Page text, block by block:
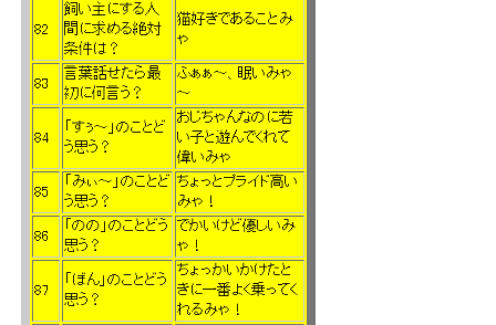
82
飼い主にする人
間に求める絶対
条件は？
猫好きであることみ
ゃ
83
言葉話せたら最
初に何言う？
ふぁぁ～、眠いみゃ
～
84
「すぅ～」のことど
う思う？
おじちゃんなのに若
い子と遊んでくれて
偉いみゃ
85
「みぃ～」のことど
う思う？
ちょっとプライド高い
みゃ！
86
「のの」のことどう
思う？
でかいけど優しいみ
ゃ！
87
「ぼん」のことどう
思う？
ちょっかいかけたと
きに一番よく乗ってく
れるみゃ！